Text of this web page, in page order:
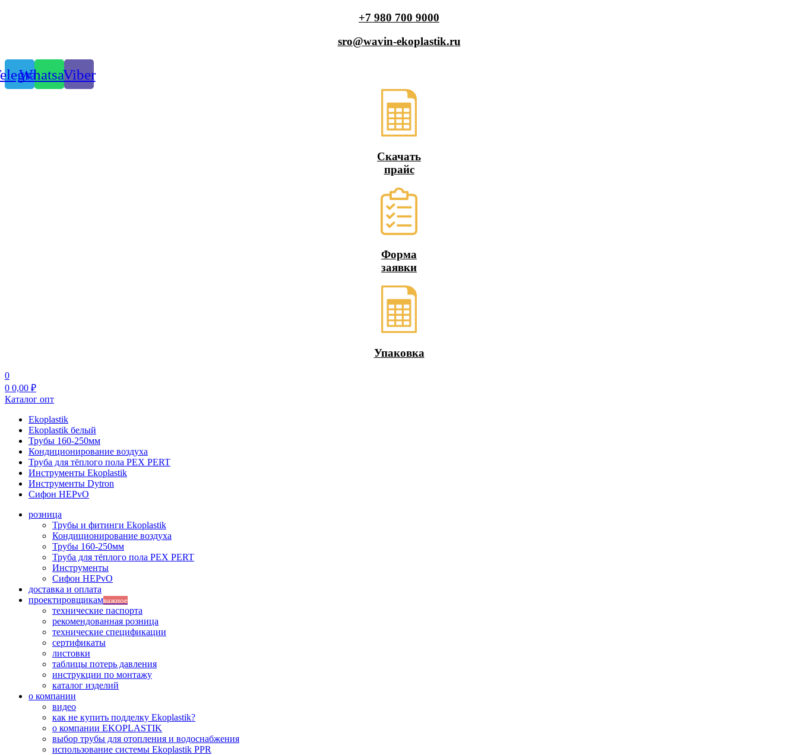
+7 980 700 9000
sro@wavin-ekoplastik.ru
WhatsappViber
Скачать
прайс
Форма
заявки
Упаковка
0
0 0,00 ₽
Каталог опт
Ekoplastik
Ekoplastik белый
Трубы 160-250мм
Кондиционирование воздуха
Труба для тёплого пола PEX PERT
Инструменты Ekoplastik
Инструменты Dytron
Сифон HEPvO
розница
Трубы и фитинги Ekoplastik
Кондиционирование воздуха
Трубы 160-250мм
Труба для тёплого пола PEX PERT
Инструменты
Сифон HEPvO
доставка и оплата
проектировщикамважное
технические паспорта
рекомендованная розница
технические спецификации
сертификаты
листовки
таблицы потерь давления
инструкции по монтажу
каталог изделий
о компании
видео
как не купить подделку Ekoplastik?
о компании EKOPLASTIK
выбор трубы для отопления и водоснабжения
использование системы Ekoplastik PPR